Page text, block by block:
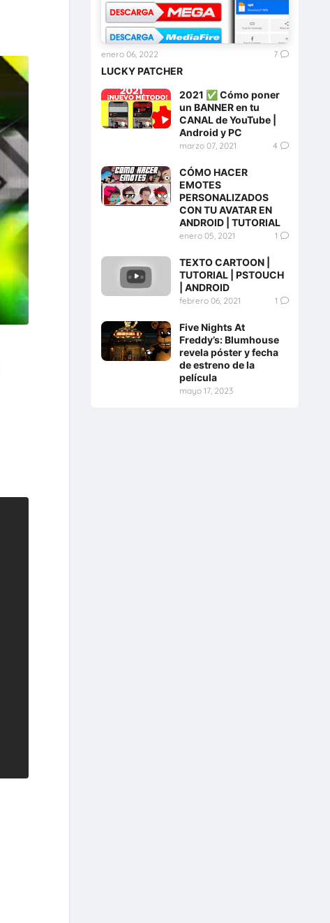
LUCKY PATCHER
enero 06, 2022 7
2021 ✅ Cómo poner
un BANNER en tu
CANAL de YouTube |
Android y PC
marzo 07, 2021 4
CÓMO HACER
EMOTES
PERSONALIZADOS
CON TU AVATAR EN
ANDROID | TUTORIAL
enero 05, 2021 1
TEXTO CARTOON |
TUTORIAL | PSTOUCH
| ANDROID
febrero 06, 2021 1
Five Nights At
Freddy’s: Blumhouse
revela póster y fecha
de estreno de la
película
mayo 17, 2023